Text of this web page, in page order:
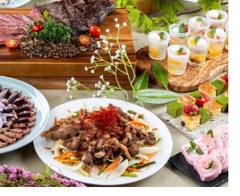
け流しで堪能できる大浴場・露
の添い寝、お子様向けのお食事
囲まれた長野県大町市にある唯
のラグジュアリーステイで、非日